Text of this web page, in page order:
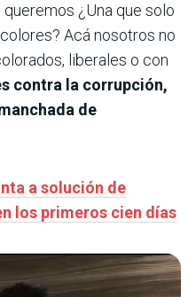
¿Una que solo
Acá nosotros no
liberales o con
contra la corrupción,
de
a solución de
los primeros cien días